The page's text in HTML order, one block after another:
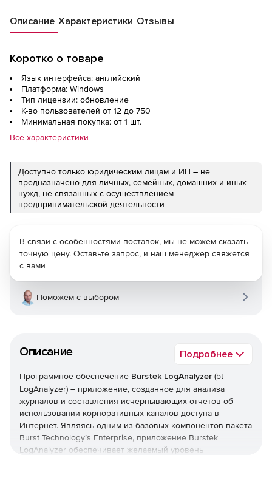
Описание Характеристики Отзывы
Коротко о товаре
Язык интерфейса: английский
Платформа: Windows
Тип лицензии: обновление
К-во пользователей от 12 до 750
Минимальная покупка: от 1 шт.
Все характеристики
Доступно только юридическим лицам и ИП – не
предназначено для личных, семейных, домашних и иных
нужд, не связанных с осуществлением
предпринимательской деятельности
Описание Подробнее
Программное обеспечение Burstek LogAnalyzer (bt-
LogAnalyzer) – приложение, созданное для анализа
журналов и составления исчерпывающих отчетов об
использовании корпоративных каналов доступа в
Интернет. Являясь одним из базовых компонентов пакета
Burst Technology’s Enterprise, приложение Burstek
LogAnalyzer обеспечивает желаемый уровень
В связи с особенностями поставок, мы не можем сказать
точную цену. Оставьте запрос, и наш менеджер свяжется
с вами
Поможем с выбором